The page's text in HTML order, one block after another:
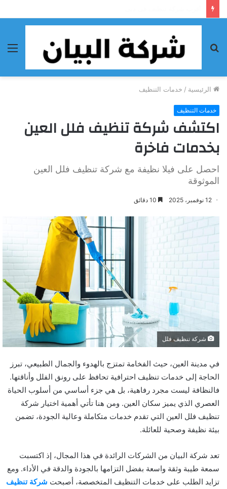
الرئيسية / خدمات التنظيف
خدمات التنظيف
اكتشف شركة تنظيف فلل العين
بخدمات فاخرة
احصل على فيلا نظيفة مع شركة تنظيف فلل العين
الموثوقة
12 نوفمبر، 2025
شركة تنظيف فلل
في مدينة العين، حيث الفخامة تمتزج بالهدوء والجمال الطبيعي، تبرز
الحاجة إلى خدمات تنظيف احترافية تحافظ على رونق الفلل وأناقتها.
فالنظافة ليست مجرد رفاهية، بل هي جزء أساسي من أسلوب الحياة
العصري الذي يميز سكان العين. ومن هنا تأتي أهمية اختيار شركة
تنظيف فلل العين التي تقدم خدمات متكاملة وعالية الجودة، تضمن
بيئة نظيفة وصحية للعائلة.
تعد شركة البيان من الشركات الرائدة في هذا المجال، إذ اكتسبت
سمعة طيبة وثقة واسعة بفضل التزامها بالجودة والدقة في الأداء. ومع
تزايد الطلب على خدمات التنظيف المتخصصة، أصبحت شركة تنظيف